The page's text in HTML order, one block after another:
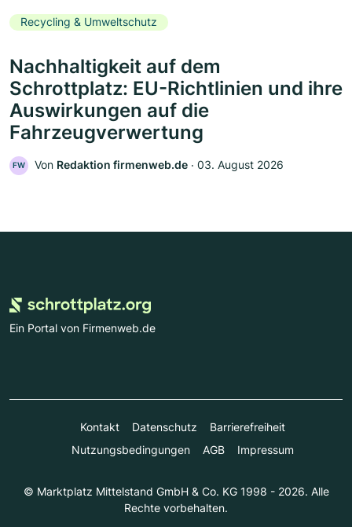
Recycling & Umweltschutz
Nachhaltigkeit auf dem
Schrottplatz: EU-Richtlinien und ihre
Auswirkungen auf die
Fahrzeugverwertung
FW Von Redaktion firmenweb.de ‧ 03. August 2026
Ein Portal von Firmenweb.de
Kontakt Datenschutz
Barrierefreiheit
Nutzungsbedingungen
AGB Impressum
© Marktplatz Mittelstand GmbH & Co. KG 1998 - 2026. Alle
Rechte vorbehalten.